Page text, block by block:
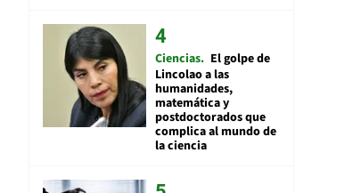
Ciencias El golpe de
Lincolao a las
humanidades,
matemática y
postdoctorados que
complica al mundo de
la ciencia